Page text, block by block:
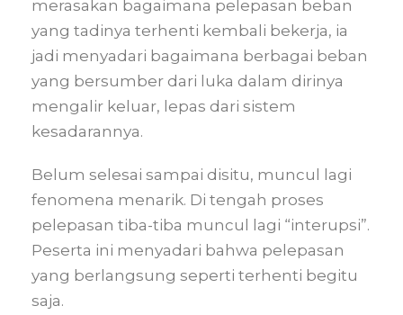
merasakan bagaimana pelepasan beban
yang tadinya terhenti kembali bekerja, ia
jadi menyadari bagaimana berbagai beban
yang bersumber dari luka dalam dirinya
mengalir keluar, lepas dari sistem
kesadarannya.
Belum selesai sampai disitu, muncul lagi
fenomena menarik. Di tengah proses
pelepasan tiba-tiba muncul lagi “interupsi”.
Peserta ini menyadari bahwa pelepasan
yang berlangsung seperti terhenti begitu
saja.